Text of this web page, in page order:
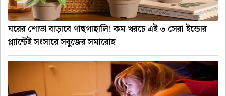
ঘরের শোভা বাড়াবে গাছগাছালি! কম খরচে এই ৩ সেরা ইন্ডোর
প্ল্যান্টেই সংসারে সবুজের সমারোহ